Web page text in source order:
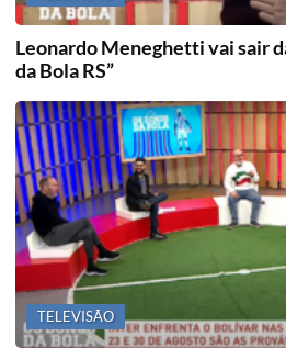
Leonardo Meneghetti vai sair
da Bola RS”
TELEVISÃO